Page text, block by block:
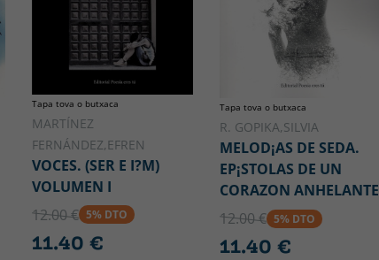
Tapa tova o butxaca
MARTÍNEZ
FERNÁNDEZ,EFREN
VOCES. (SER E I?M)
VOLUMEN I
12.00 € 5% DTO
11.40 €
Tapa tova o butxaca
R. GOPIKA,SILVIA
MELOD¡AS DE SEDA.
EP¡STOLAS DE UN
CORAZON ANHELANTE
12.00 € 5% DTO
11.40 €